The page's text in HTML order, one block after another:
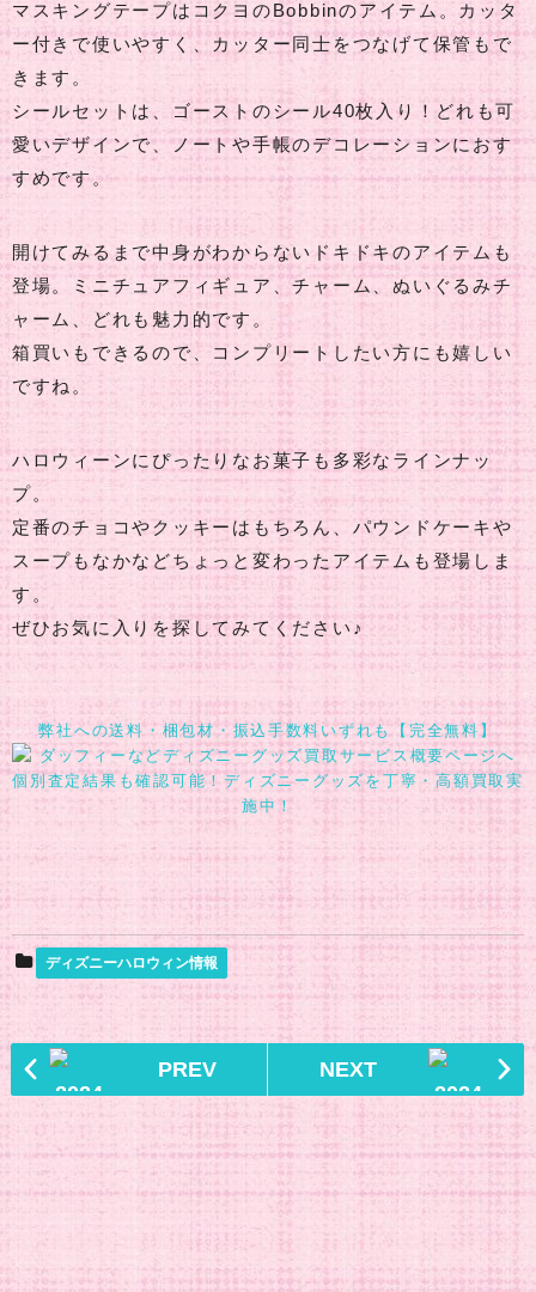
マスキングテープはコクヨのBobbinのアイテム。カッタ
ー付きで使いやすく、カッター同士をつなげて保管もで
きます。
シールセットは、ゴーストのシール40枚入り！どれも可
愛いデザインで、ノートや手帳のデコレーションにおす
すめです。
開けてみるまで中身がわからないドキドキのアイテムも
登場。ミニチュアフィギュア、チャーム、ぬいぐるみチ
ャーム、どれも魅力的です。
箱買いもできるので、コンプリートしたい方にも嬉しい
ですね。
ハロウィーンにぴったりなお菓子も多彩なラインナッ
プ。
定番のチョコやクッキーはもちろん、パウンドケーキや
スープもなかなどちょっと変わったアイテムも登場しま
す。
ぜひお気に入りを探してみてください♪
弊社への送料・梱包材・振込手数料いずれも【完全無料】
個別査定結果も確認可能！ディズニーグッズを丁寧・高額買取実
施中！
ディズニーハロウィン情報
PREV NEXT